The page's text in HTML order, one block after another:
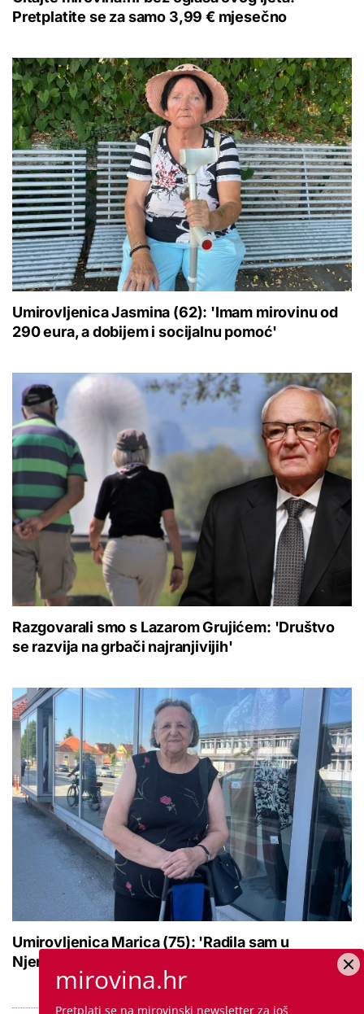
Pretplatite se za samo 3,99 € mjesečno
Umirovljenica Jasmina (62): 'Imam mirovinu od
290 eura, a dobijem i socijalnu pomoć'
Razgovarali smo s Lazarom Grujićem: 'Društvo
se razvija na grbači najranjivijih'
Umirovljenica Marica (75): 'Radila sam u
Njemačkoj 45 godina, u smjenama i na normu'
mirovina.hr
Pretplati se na mirovinski newsletter za još